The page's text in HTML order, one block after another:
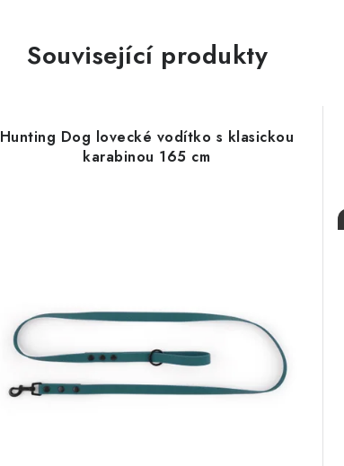
Související produkty
Hunting Dog lovecké vodítko s klasickou
karabinou 165 cm